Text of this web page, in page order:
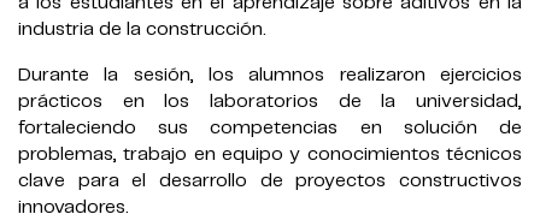
industria de la construcción.
Durante la sesión, los alumnos realizaron ejercicios
prácticos en los laboratorios de la universidad,
fortaleciendo sus competencias en solución de
problemas, trabajo en equipo y conocimientos técnicos
clave para el desarrollo de proyectos constructivos
innovadores.